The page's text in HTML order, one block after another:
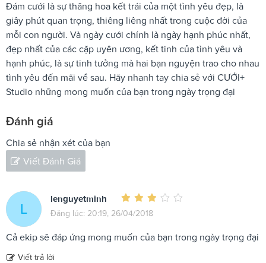
Đám cưới là sự thăng hoa kết trái của một tình yêu đẹp, là
giây phút quan trọng, thiêng liêng nhất trong cuộc đời của
mỗi con người. Và ngày cưới chính là ngày hạnh phúc nhất,
đẹp nhất của các cặp uyên ương, kết tinh của tình yêu và
hạnh phúc, là sự tinh tưởng mà hai bạn nguyện trao cho nhau
tình yêu đến mãi về sau. Hãy nhanh tay chia sẻ với CƯỚI+
Studio những mong muốn của bạn trong ngày trọng đại
Đánh giá
Chia sẻ nhận xét của bạn
Viết Đánh Giá
L
lenguyetminh
Đăng lúc: 20:19, 26/04/2018
Cả ekip sẽ đáp ứng mong muốn của bạn trong ngày trọng đại
Viết trả lời